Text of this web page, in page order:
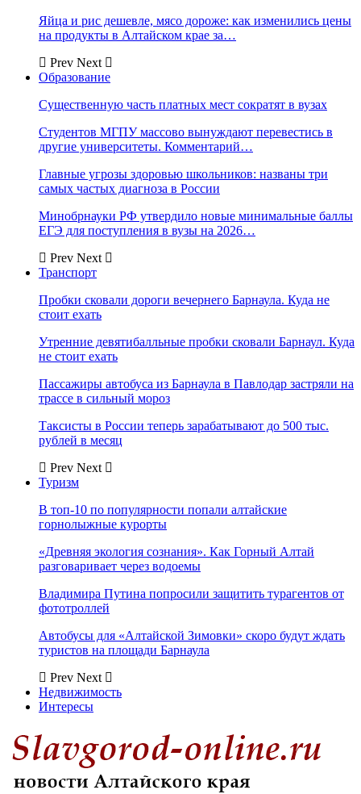
Яйца и рис дешевле, мясо дороже: как изменились цены
на продукты в Алтайском крае за…
Prev Next
Образование
Существенную часть платных мест сократят в вузах
Студентов МГПУ массово вынуждают перевестись в
другие университеты. Комментарий…
Главные угрозы здоровью школьников: названы три
самых частых диагноза в России
Минобрнауки РФ утвердило новые минимальные баллы
ЕГЭ для поступления в вузы на 2026…
Prev Next
Транспорт
Пробки сковали дороги вечернего Барнаула. Куда не
стоит ехать
Утренние девятибалльные пробки сковали Барнаул. Куда
не стоит ехать
Пассажиры автобуса из Барнаула в Павлодар застряли на
трассе в сильный мороз
Таксисты в России теперь зарабатывают до 500 тыс.
рублей в месяц
Prev Next
Туризм
В топ-10 по популярности попали алтайские
горнолыжные курорты
«Древняя экология сознания». Как Горный Алтай
разговаривает через водоемы
Владимира Путина попросили защитить турагентов от
фототроллей
Автобусы для «Алтайской Зимовки» скоро будут ждать
туристов на площади Барнаула
Prev Next
Недвижимость
Интересы